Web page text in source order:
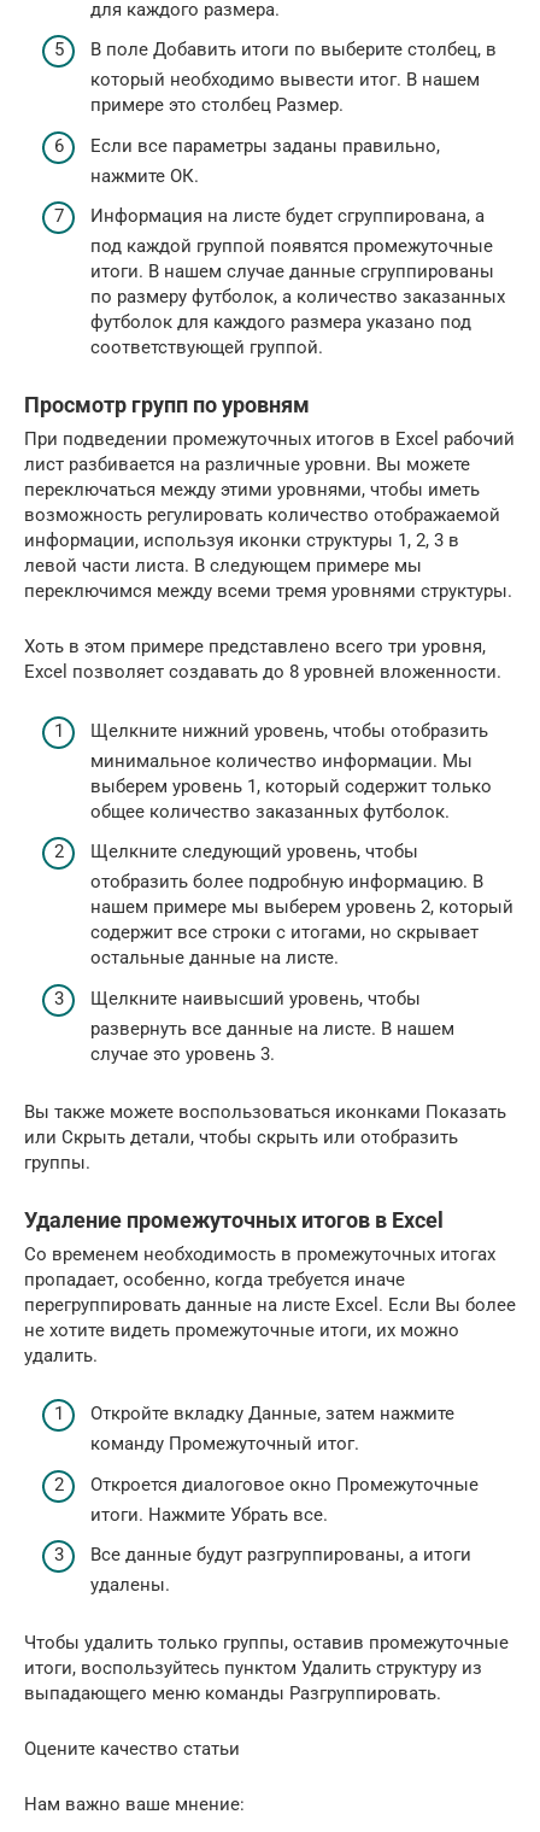
для каждого размера.
В поле Добавить итоги по выберите столбец, в
который необходимо вывести итог. В нашем
примере это столбец Размер.
Если все параметры заданы правильно,
нажмите ОК.
Информация на листе будет сгруппирована, а
под каждой группой появятся промежуточные
итоги. В нашем случае данные сгруппированы
по размеру футболок, а количество заказанных
футболок для каждого размера указано под
соответствующей группой.
Просмотр групп по уровням
При подведении промежуточных итогов в Excel рабочий
лист разбивается на различные уровни. Вы можете
переключаться между этими уровнями, чтобы иметь
возможность регулировать количество отображаемой
информации, используя иконки структуры 1, 2, 3 в
левой части листа. В следующем примере мы
переключимся между всеми тремя уровнями структуры.
Хоть в этом примере представлено всего три уровня,
Excel позволяет создавать до 8 уровней вложенности.
Щелкните нижний уровень, чтобы отобразить
минимальное количество информации. Мы
выберем уровень 1, который содержит только
общее количество заказанных футболок.
Щелкните следующий уровень, чтобы
отобразить более подробную информацию. В
нашем примере мы выберем уровень 2, который
содержит все строки с итогами, но скрывает
остальные данные на листе.
Щелкните наивысший уровень, чтобы
развернуть все данные на листе. В нашем
случае это уровень 3.
Вы также можете воспользоваться иконками Показать
или Скрыть детали, чтобы скрыть или отобразить
группы.
Удаление промежуточных итогов в Excel
Со временем необходимость в промежуточных итогах
пропадает, особенно, когда требуется иначе
перегруппировать данные на листе Excel. Если Вы более
не хотите видеть промежуточные итоги, их можно
удалить.
Откройте вкладку Данные, затем нажмите
команду Промежуточный итог.
Откроется диалоговое окно Промежуточные
итоги. Нажмите Убрать все.
Все данные будут разгруппированы, а итоги
удалены.
Чтобы удалить только группы, оставив промежуточные
итоги, воспользуйтесь пунктом Удалить структуру из
выпадающего меню команды Разгруппировать.
Оцените качество статьи
Нам важно ваше мнение: